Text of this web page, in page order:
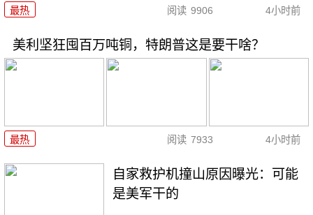
最热 阅读 9906 4小时前
美利坚狂囤百万吨铜，特朗普这是要干啥？
最热 阅读 7933 4小时前
自家救护机撞山原因曝光：可能
是美军干的